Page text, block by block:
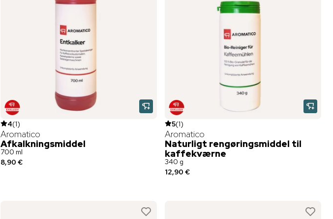
4(1)
Aromatico
Afkalkningsmiddel
700 ml
8,90 €
5(1)
Aromatico
Naturligt rengøringsmiddel til
kaffekværne
340 g
12,90 €